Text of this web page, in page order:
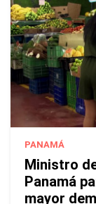
PANAMÁ
Ministro
Panamá
mayor